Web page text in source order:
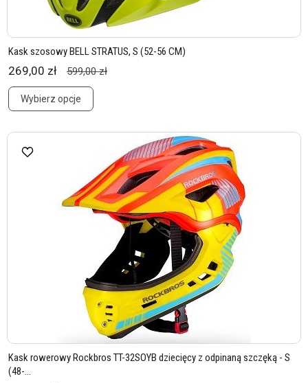
Kask szosowy BELL STRATUS, S (52-56 CM)
269,00 zł 599,00 zł
Wybierz opcje
Kask rowerowy Rockbros TT-32SOYB dziecięcy z odpinaną szczęką - S
(48-...